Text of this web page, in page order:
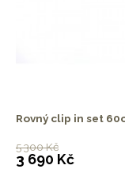
Rovný clip in set
5 300 Kč
3 690 Kč